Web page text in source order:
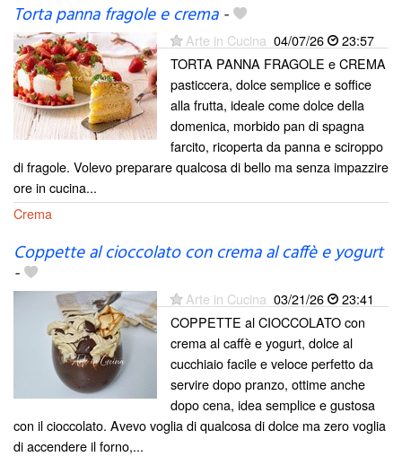
Torta panna fragole e crema-
Arte in Cucina 04/07/26
23:57
TORTA PANNA FRAGOLE e CREMA
pasticcera, dolce semplice e soffice
alla frutta, ideale come dolce della
domenica, morbido pan di spagna
farcito, ricoperta da panna e sciroppo
di fragole. Volevo preparare qualcosa di bello ma senza impazzire
ore in cucina...
Crema
Coppette al cioccolato con crema al caffè e yogurt
-
Arte in Cucina 03/21/26
23:41
COPPETTE al CIOCCOLATO con
crema al caffè e yogurt, dolce al
cucchiaio facile e veloce perfetto da
servire dopo pranzo, ottime anche
dopo cena, idea semplice e gustosa
con il cioccolato. Avevo voglia di qualcosa di dolce ma zero voglia
di accendere il forno,...